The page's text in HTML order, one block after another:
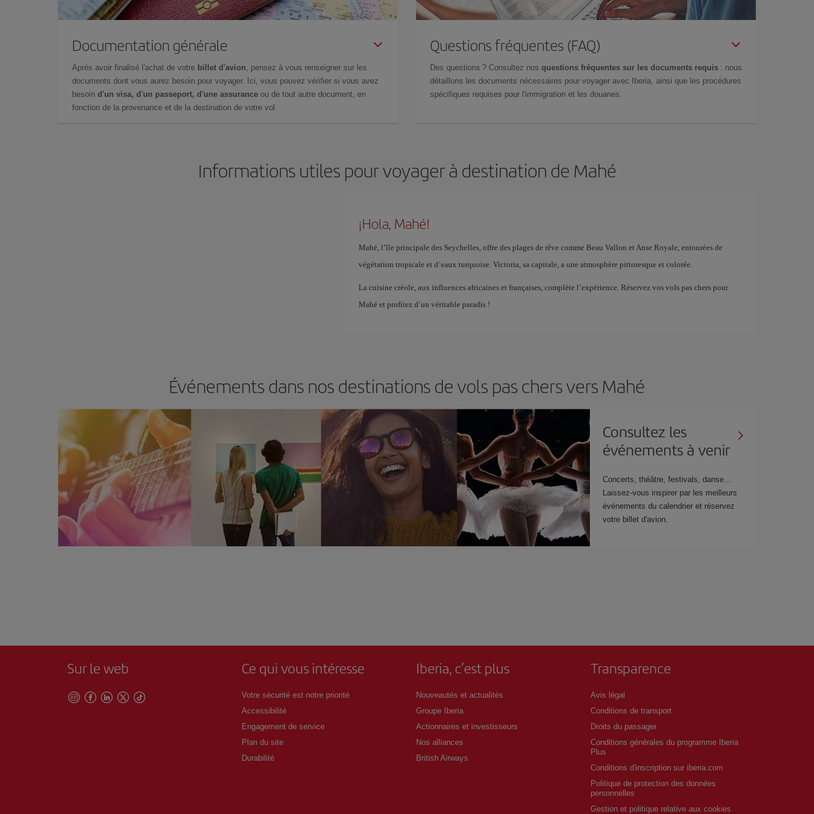
Documentation générale
Après avoir finalisé l'achat de votre billet d'avion, pensez à vous renseigner sur les
documents dont vous aurez besoin pour voyager. Ici, vous pouvez vérifier si vous avez
besoin d'un visa, d'un passeport, d'une assurance ou de tout autre document, en
fonction de la provenance et de la destination de votre vol.
Questions fréquentes (FAQ)
Des questions ? Consultez nos questions fréquentes sur les documents requis : nous
détaillons les documents nécessaires pour voyager avec Iberia, ainsi que les procédures
spécifiques requises pour l'immigration et les douanes.
Informations utiles pour voyager à destination de Mahé
¡Hola, Mahé!
Mahé, l’île principale des Seychelles, offre des plages de rêve comme Beau Vallon et Anse Royale, entourées de
végétation tropicale et d’eaux turquoise. Victoria, sa capitale, a une atmosphère pittoresque et colorée.
La cuisine créole, aux influences africaines et françaises, complète l’expérience. Réservez vos vols pas chers pour
Mahé et profitez d’un véritable paradis !
Événements dans nos destinations de vols pas chers vers Mahé
Consultez les
événements à venir
Concerts, théâtre, festivals, danse…
Laissez-vous inspirer par les meilleurs
événements du calendrier et réservez
votre billet d'avion.
Sur le web Ce qui vous intéresse
Votre sécurité est notre priorité
Accessibilité
Engagement de service
Plan du site
Durabilité
Iberia, c’est plus
Nouveautés et actualités
Groupe Iberia
Actionnaires et investisseurs
Nos alliances
British Airways
Transparence
Avis légal
Conditions de transport
Droits du passager
Conditions générales du programme Iberia
Plus
Conditions d'inscription sur iberia.com
Politique de protection des données
personnelles
Gestion et politique relative aux cookies